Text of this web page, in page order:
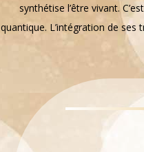
synthétise l’être vivant.
quantique. L’intégration de ses